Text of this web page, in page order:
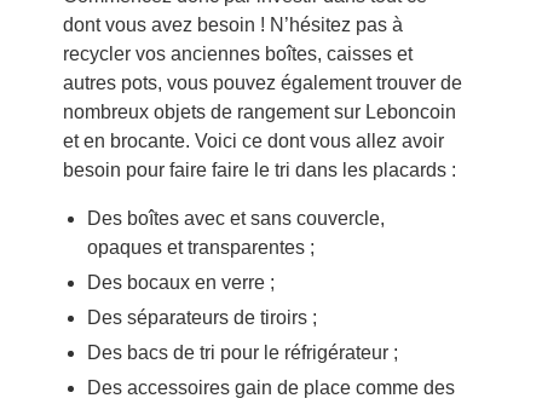
dont vous avez besoin ! N’hésitez pas à
recycler vos anciennes boîtes, caisses et
autres pots, vous pouvez également trouver de
nombreux objets de rangement sur Leboncoin
et en brocante. Voici ce dont vous allez avoir
besoin pour faire faire le tri dans les placards :
Des boîtes avec et sans couvercle,
opaques et transparentes ;
Des bocaux en verre ;
Des séparateurs de tiroirs ;
Des bacs de tri pour le réfrigérateur ;
Des accessoires gain de place comme des